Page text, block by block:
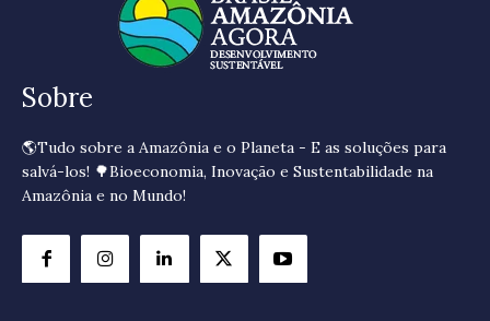
Sobre
🌎Tudo sobre a Amazônia e o Planeta - E as soluções para
salvá-los! 🌳Bioeconomia, Inovação e Sustentabilidade na
Amazônia e no Mundo!